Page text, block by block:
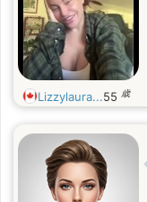
Lizzylaura...55 歳